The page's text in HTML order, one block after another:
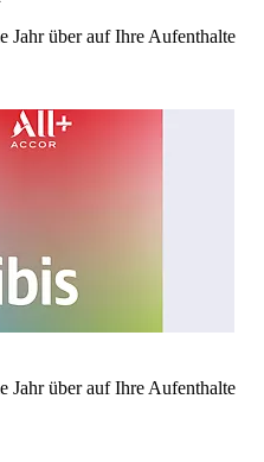
Jahr über auf Ihre Aufenthalte
Jahr über auf Ihre Aufenthalte